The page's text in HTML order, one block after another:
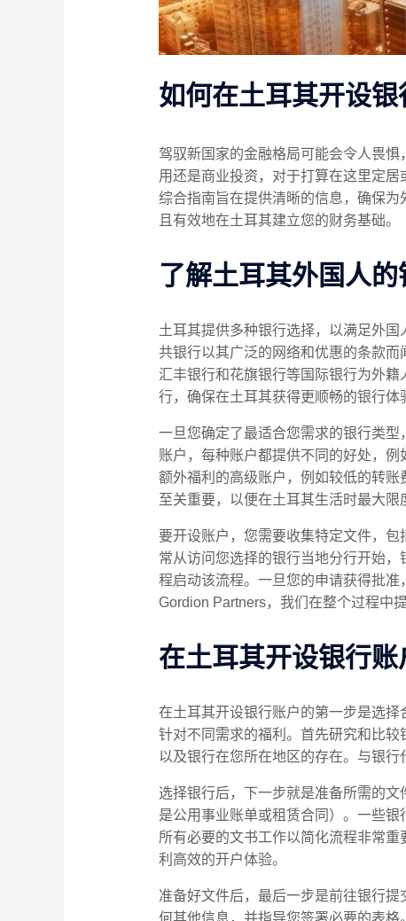
如何在土耳其开设银
驾驭新国家的金融格局可能会令人畏
用还是商业投资，对于打算在这里定
综合指南旨在提供清晰的信息，确保
且有效地在土耳其建立您的财务基础。
了解土耳其外国人
土耳其提供多种银行选择，以满足外
共银行以其广泛的网络和优惠的条款而
汇丰银行和花旗银行等国际银行为外
行，确保在土耳其获得更顺畅的银行体
一旦您确定了最适合您需求的银行类
账户，每种账户都提供不同的好处，
额外福利的高级账户，例如较低的转
至关重要，以便在土耳其生活时最大限
要开设账户，您需要收集特定文件，
常从访问您选择的银行当地分行开始
程启动该流程。一旦您的申请获得批
Gordion Partners，我们在整个过程中
在土耳其开设银行
在土耳其开设银行账户的第一步是选
针对不同需求的福利。首先研究和比
以及银行在您所在地区的存在。与银行
选择银行后，下一步就是准备所需的
是公用事业账单或租赁合同）。一些
所有必要的文书工作以简化流程非常
利高效的开户体验。
准备好文件后，最后一步是前往银行